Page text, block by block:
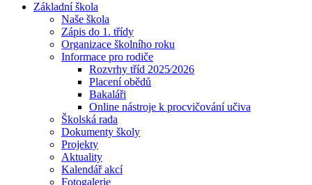
Základní škola
Naše škola
Zápis do 1. třídy
Organizace školního roku
Informace pro rodiče
Rozvrhy tříd 2025⁄2026
Placení obědů
Bakaláři
Online nástroje k procvičování učiva
Školská rada
Dokumenty školy
Projekty
Aktuality
Kalendář akcí
Fotogalerie